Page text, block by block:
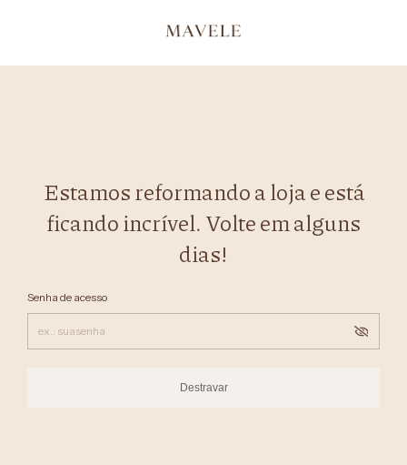
Estamos reformando a loja e está
ficando incrível. Volte em alguns
dias!
Senha de acesso
Destravar